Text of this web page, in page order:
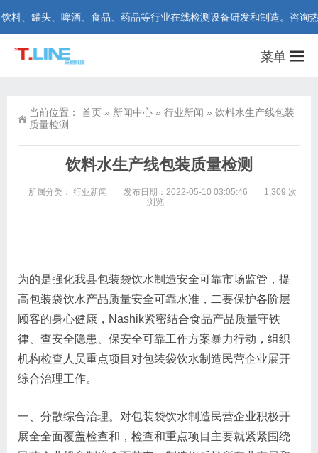
、罐头、啤酒、食品、药品等行业在线检测设备研发和制造。咨询热
菜单
当前位置： 首页 » 新闻中心 » 行业新闻 » 饮料水生产线包装
质量检测
饮料水生产线包装质量检测
所属分类： 行业新闻 发布日期：2022-05-10 03:05:46
1,309 次
浏览
为的是强化我县包装袋饮水制造安全可靠市场监管，提
高包装袋饮水产品质量安全可靠水准，二要保护各阶层
顾客的身心健康，Nashik紧密结合食品产品质量守铁
律、查安全隐患、保安全可靠工作方案暴力行动，组织
机构检查人员重点项目对包装袋饮水制造民营企业展开
综合治理工作。
一、分散综合治理。对包装袋饮水制造民营企业积极开
展全全面覆盖检查和，检查和重点项目主要就紧紧围绕